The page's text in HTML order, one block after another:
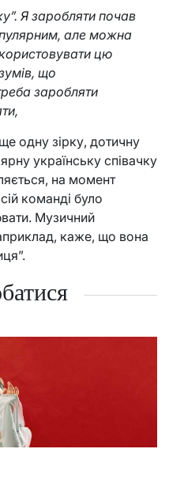
Я заробляти почав
але можна
цю
що
заробляти
одну зірку, дотичну
українську співачку
на момент
команді було
Музичний
каже, що вона